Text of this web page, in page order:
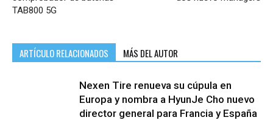
TAB800 5G
ARTÍCULO RELACIONADOS MÁS DEL AUTOR
Nexen Tire renueva su cúpula en
Europa y nombra a HyunJe Cho nuevo
director general para Francia y España